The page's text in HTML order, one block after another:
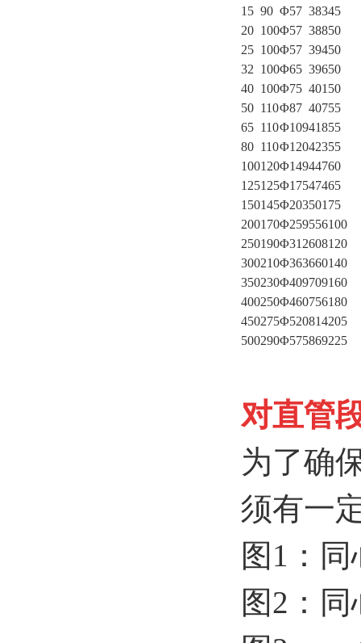
15 90 Φ57 38345
20 100Φ57 38850
25 100Φ57 39450
32 100Φ65 39650
40 100Φ75 401 50
50 110Φ87 40755
65 110Φ10941855
80 110Φ12042355
100120Φ14944760
125125Φ17547465
150145Φ203501 75
200170Φ259556100
250190Φ312608120
300210Φ363660140
350230Φ409709160
400250Φ460756180
450275Φ520814205
500290Φ575869225
对直管
为了确
须有一
图1：
图2：